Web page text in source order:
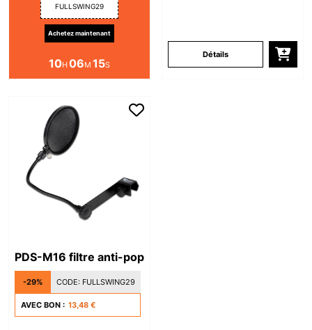
FULLSWING29
Achetez maintenant
10H06M 15S
Détails
PDS-M16 filtre anti-pop
-29% CODE: FULLSWING29
AVEC BON : 13,48 €